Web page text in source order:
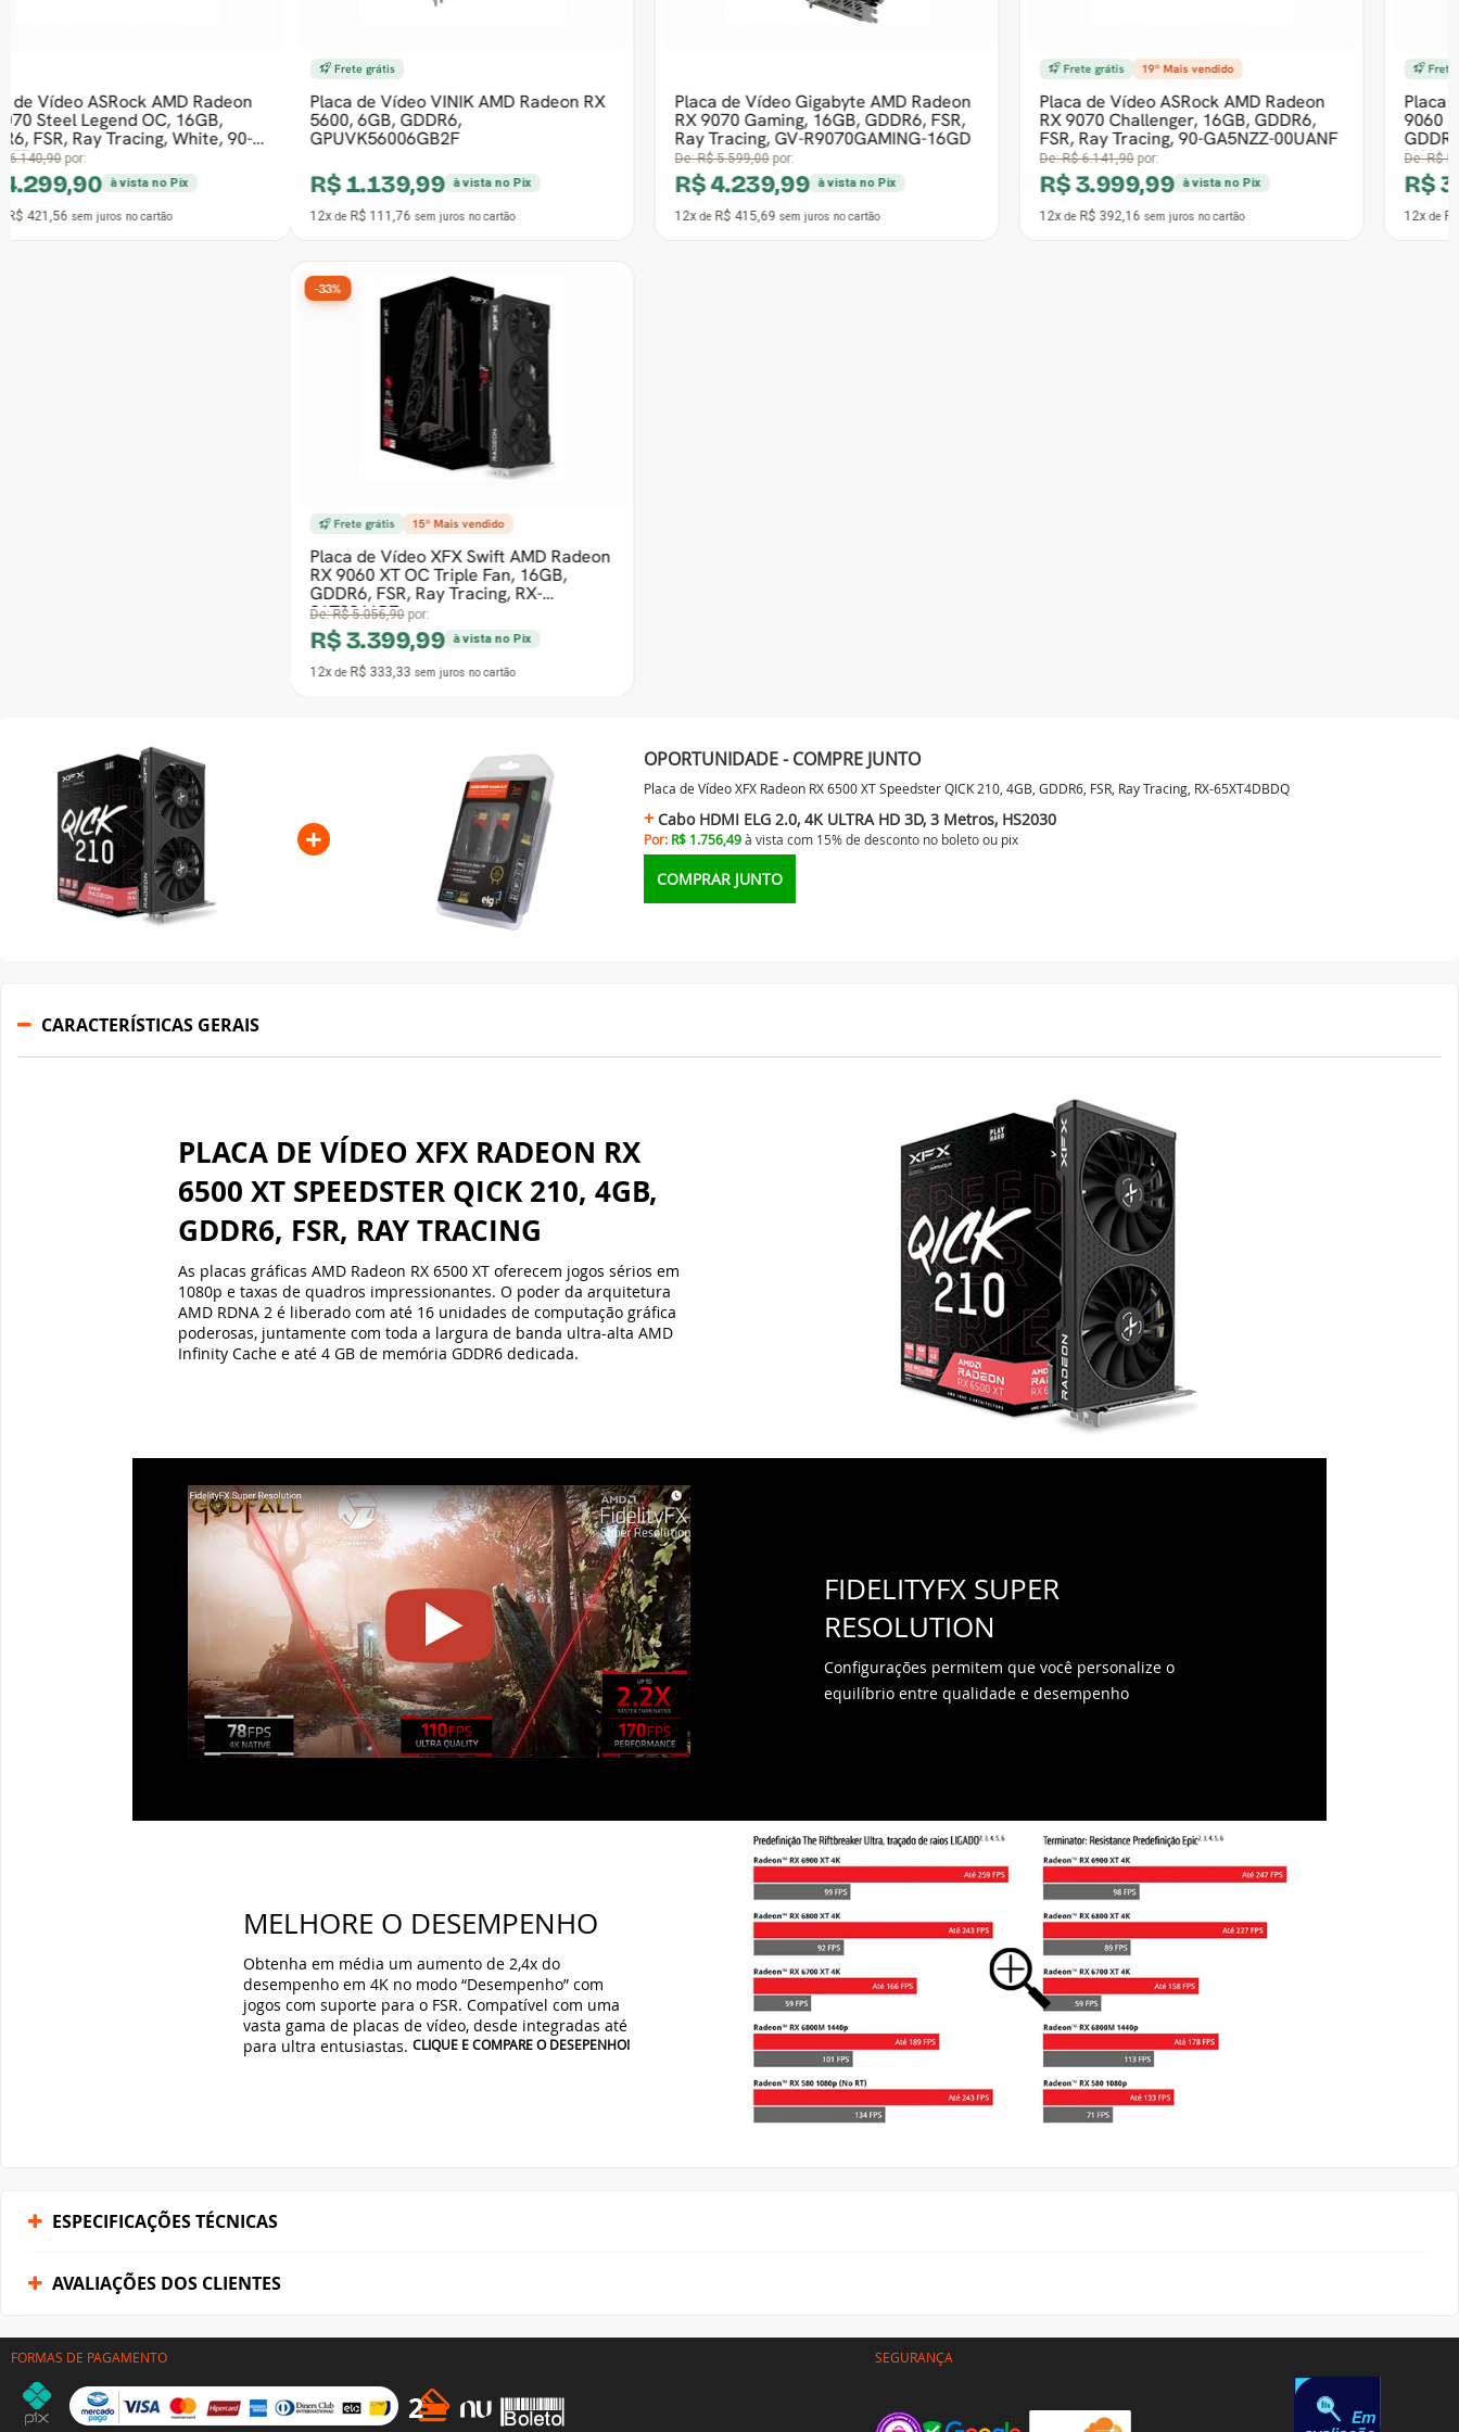
Placa de Vídeo VINIK AMD Radeon RX
5600, 6GB, GDDR6,
GPUVK56006GB2F
R$ 1.139,99 à vista no Pix
12xde R$ 111,76sem juros
Placa de Vídeo Gigabyte AMD Radeon
RX 9070 Gaming, 16GB, GDDR6, FSR,
Ray Tracing, GV-R9070GAMING-16GD
R$ 4.239,99
12xde R$ 415,69sem juros
Placa de Vídeo ASRock AMD Radeon
RX 9070 Challenger, 16GB, GDDR6,
FSR, Ray Tracing, 90-GA5NZZ-00UANF
De:R$ 6.141,90
R$ 3.999,99
12xde R$ 392,16sem juros
Frete grátis
Placa de Vídeo Asus AMD Radeon RX
9060 XT TUF Gaming OC, 16GB,
GDDR6, FSR, Ray Tracing, 90YV0LF0-
M0NA00
De:R$ 5.086,90
R$ 3.599,99
12xde R$ 352,94sem juros
Placa de Vídeo XFX Swift AMD Radeon
+
OPORTUNIDADE - COMPRE JUNTO
Placa de Vídeo XFX Radeon RX 6500 XT Speedster QICK 210, 4GB, GDDR6, FSR, Ray Tracing, RX-65XT4DBDQ
Cabo HDMI ELG 2.0, 4K ULTRA HD 3D, 3 Metros, HS2030
Por: R$ 1.756,49à vista com 15% de desconto no boleto oupix
COMPRAR JUNTO
CARACTERÍSTICAS GERAIS
PLACA DE VÍDEO XFX RADEON RX
6500 XT SPEEDSTER QICK 210, 4GB,
GDDR6, FSR, RAY TRACING
As placas gráficas AMD Radeon RX 6500 XT oferecem jogos sérios em
1080p e taxas de quadros impressionantes. O poder da arquitetura
AMD RDNA 2 é liberado com até 16 unidades de computação gráfica
poderosas, juntamente com toda a largura de banda ultra-alta AMD
Infinity Cache e até 4 GB de memória GDDR6 dedicada.
FIDELITYFX SUPER
RESOLUTION
Configurações permitem que você personalize o
equilíbrio entre qualidade e desempenho
MELHORE O DESEMPENHO
Obtenha em média um aumento de 2,4x do
desempenho em 4K no modo “Desempenho” com
jogos com suporte para o FSR. Compatível com uma
vasta gama de placas de vídeo, desde integradas até
para ultra entusiastas.CLIQUE E COMPARE O DESEPENHO!
ESPECIFICAÇÕES TÉCNICAS
AVALIAÇÕES DOS CLIENTES
FORMAS DE PAGAMENTO SEGURANÇA